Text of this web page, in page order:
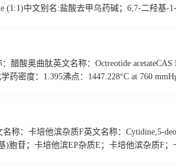
(1:1)中文别名:盐酸去甲乌药碱；6,7-二羟基-
醋酸奥曲肽英文名称：Octreotide
药密度：1.395沸点：1447.228°C at 760
名称：卡培他滨杂质F英文名称：Cytidine,5-
)胞苷；卡培他滨EP杂质E；卡培他滨杂质F；